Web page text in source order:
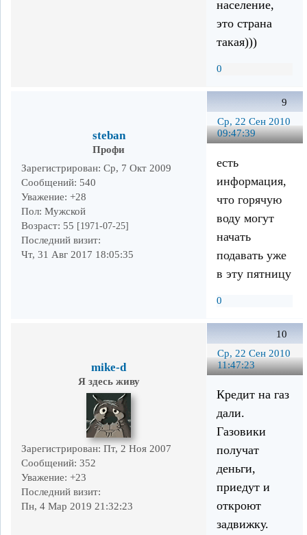
население,
это страна
такая)))
0
9
Ср, 22 Сен 2010
09:47:39
steban
Профи
Зарегистрирован: Ср, 7 Окт 2009
Сообщений: 540
Уважение: +28
Пол: Мужской
Возраст: 55 [1971-07-25]
Последний визит:
Чт, 31 Авг 2017 18:05:35
есть
информация,
что горячую
воду могут
начать
подавать уже
в эту пятницу
0
10
Ср, 22 Сен 2010
11:47:23
mike-d
Я здесь живу
Зарегистрирован: Пт, 2 Ноя 2007
Сообщений: 352
Уважение: +23
Последний визит:
Пн, 4 Мар 2019 21:32:23
Кредит на газ
дали.
Газовики
получат
деньги,
приедут и
откроют
задвижку.